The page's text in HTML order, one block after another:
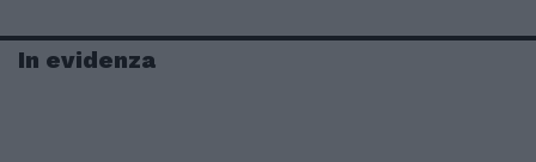
In evidenza